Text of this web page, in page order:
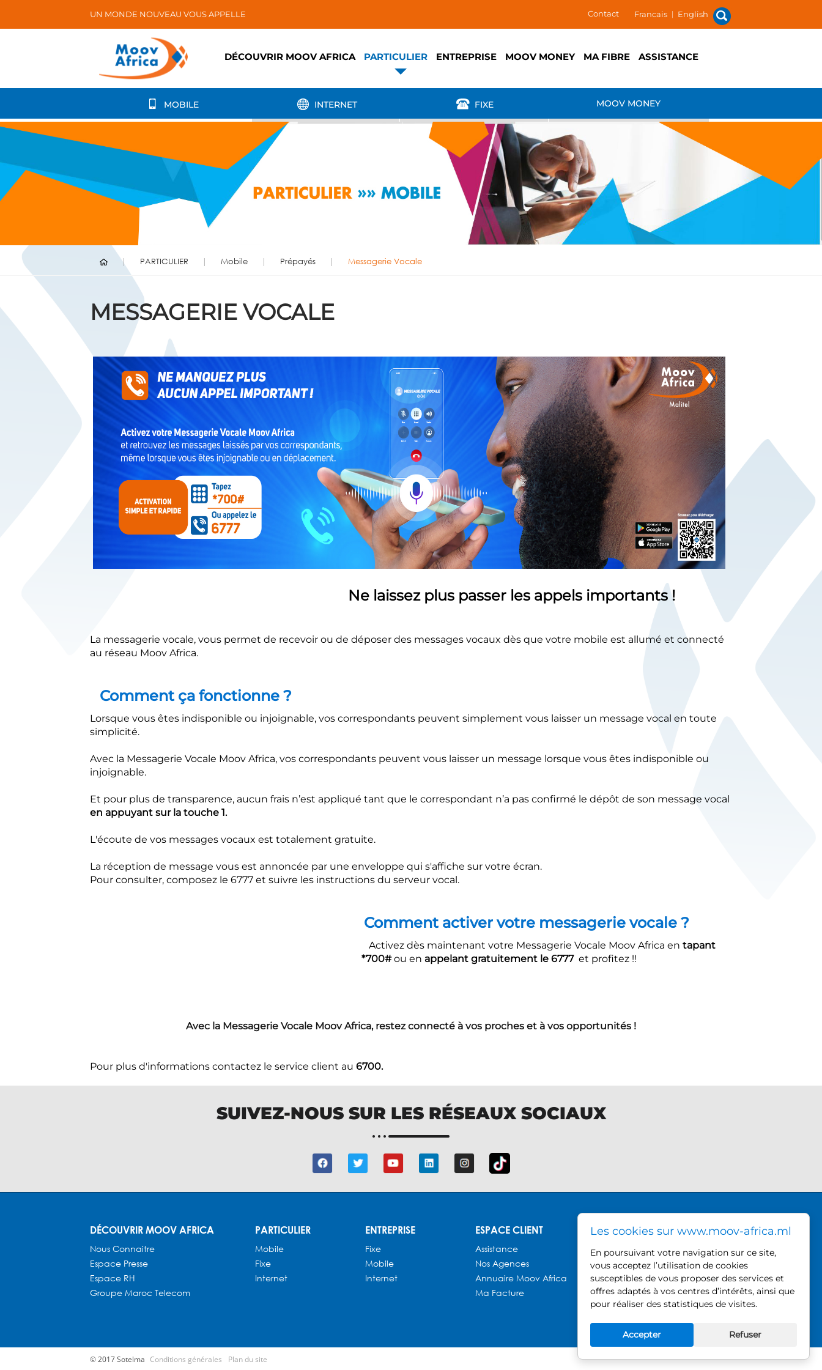
UN MONDE NOUVEAU VOUS APPELLE Contact Francais | English
DÉCOUVRIR MOOV AFRICA PARTICULIER ENTREPRISE MOOV MONEY MA FIBRE ASSISTANCE
MOBILE INTERNET FIXE MOOV MONEY
PARTICULIER Mobile Prépayés Messagerie Vocale
MESSAGERIE VOCALE
​ Ne laissez plus passer les appels importants !
La messagerie vocale, vous permet de recevoir ou de déposer des messages vocaux dès que votre mobile est allumé et connecté
au réseau Moov Africa​.
Comment ça fonctionne ?
Lorsque vous êtes indisponible ou injoignable, vos correspondants peuvent simplement vous laisser un message vocal en toute
simplicité.
Avec la Messagerie Vocale Moov Africa, vos correspondants peuvent vous laisser un message lorsque vous êtes indisponible ou
injoignable.
Et pour plus de transparence, aucun frais n’est appliqué tant que le correspondant n’a pas confirmé le dépôt de son message vocal
en appuyant sur la touche 1.
L'écoute de vos messages vocaux est totalement gratuite.
La réception de message vous est annoncée par une enveloppe qui s'affiche sur votre écran.
Pour consulter, composez le 6777 et suivre les instructions du serveur vocal.
Comment activer votre messagerie vocale ?
Activez dès maintenant votre Messagerie Vocale Moov Africa en tapant
*700#ou en​ appelant gratuitement le 6777et profitez !!
Avec la Messagerie Vocale Moov Africa, restez connecté à vos proches et à vos opportunités !
Pour plus d'informations contactez le service client au 6700.​
SUIVEZ-NOUS SUR LES RÉSEAUX SOCIAUX
DÉCOUVRIR MOOV AFRICA
Nous Connaitre
Espace Presse
Espace RH
Groupe Maroc Telecom
PARTICULIER
Mobile
Fixe
Internet
ENTREPRISE
Fixe
Mobile
Internet
ESPACE CLIENT
Assistance
Nos Agences
Annuaire Moov Africa
Ma Facture
DIRECTION GÉNÉRALE MOOV
Hamdallaye ACI 2000,
près du Palais des Sports
BP 740, Bamako - Mali
Tel : +223 20 21 52 80
Fax : +223 20 21 30 22
© 2017 Sotelma Conditions générales Plan du site
Les cookies sur www.moov-africa.ml
En poursuivant votre navigation sur ce site,
vous acceptez l’utilisation de cookies
susceptibles de vous proposer des services et
offres adaptés à vos centres d’intérêts, ainsi que
pour réaliser des statistiques de visites.
Accepter Refuser